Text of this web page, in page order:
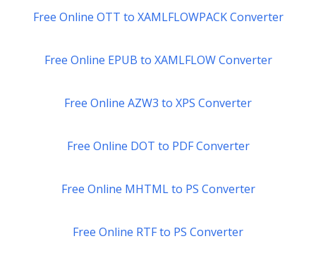
Free Online OTT to XAMLFLOWPACK Converter
Free Online EPUB to XAMLFLOW Converter
Free Online AZW3 to XPS Converter
Free Online DOT to PDF Converter
Free Online MHTML to PS Converter
Free Online RTF to PS Converter